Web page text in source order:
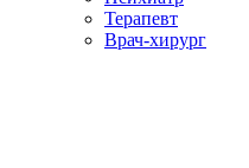
Терапевт
Врач-хирург